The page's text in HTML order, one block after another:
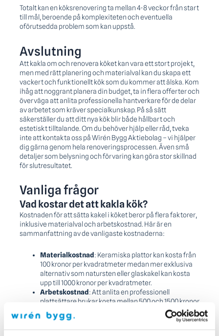
Totalt kan en köksrenovering ta mellan 4-8 veckor från start
till mål, beroende på komplexiteten och eventuella
oförutsedda problem som kan uppstå.
Avslutning
Att kakla om och renovera köket kan vara ett stort projekt,
men med rätt planering och materialval kan du skapa ett
vackert och funktionellt kök som du kommer att älska. Kom
ihåg att noggrant planera din budget, ta in flera offerter och
överväga att anlita professionella hantverkare för de delar
av arbetet som kräver specialkunskap. På så sätt
säkerställer du att ditt nya kök blir både hållbart och
estetiskt tilltalande. Om du behöver hjälp eller råd, tveka
inte att kontakta oss på Wirén Bygg Aktiebolag – vi hjälper
dig gärna genom hela renoveringsprocessen. Även små
detaljer som belysning och förvaring kan göra stor skillnad
för slutresultatet.
Vanliga frågor
Vad kostar det att kakla kök?
Kostnaden för att sätta kakel i köket beror på flera faktorer,
inklusive materialval och arbetskostnad. Här är en
sammanfattning av de vanligaste kostnaderna:
Materialkostnad: Keramiska plattor kan kosta från
100 kronor per kvadratmeter medan mer exklusiva
alternativ som natursten eller glaskakel kan kosta
upp till 1000 kronor per kvadratmeter.
Arbetskostnad: Att anlita en professionell
plattsättare brukar kosta mellan 500 och 1500 kronor
per kvadratmeter.
Övriga kostnader
: Glöm inte bort kostnader för fix,
fog, och andra tillbehör som kan behövas för